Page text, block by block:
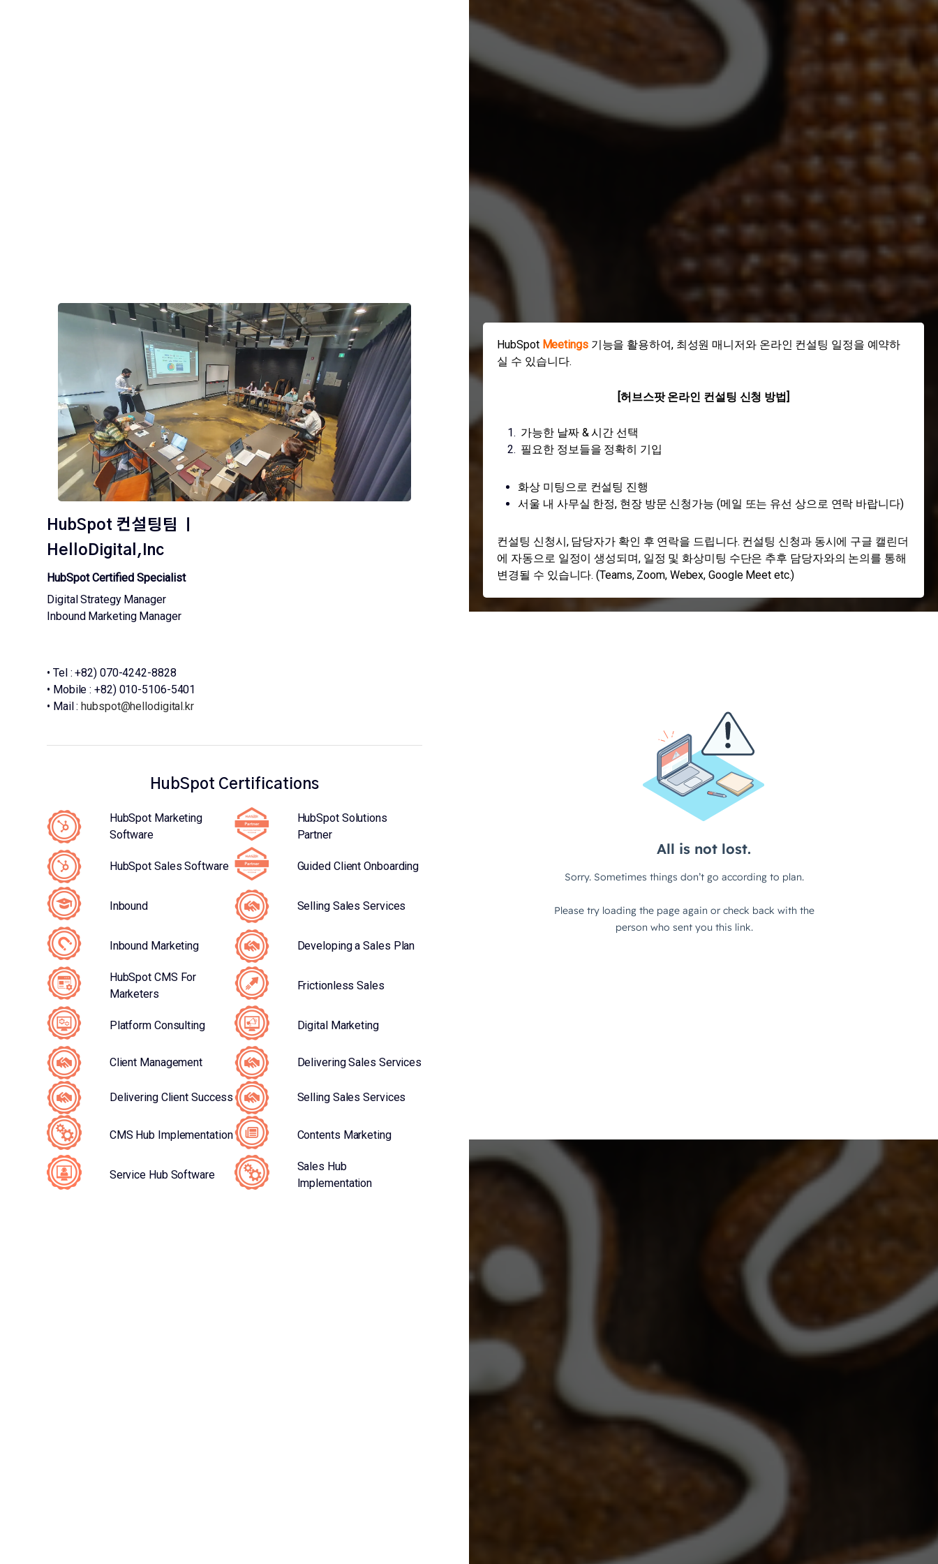
HubSpot 컨설팅팀 ㅣ
HelloDigital,Inc
HubSpot Certified Specialist
Digital Strategy Manager
Inbound Marketing Manager
• Tel : +82) 070-4242-8828
• Mobile : +82) 010-5106-5401
• Mail : hubspot@hellodigital.kr
HubSpot Certifications
HubSpot Marketing
Software
HubSpot Solutions
Partner
HubSpot Sales Software Guided Client Onboarding
Inbound Selling Sales Services
Inbound Marketing Developing a Sales Plan
HubSpot CMS For
Marketers
Frictionless Sales
Platform Consulting Digital Marketing
Client Management Delivering Sales Services
Delivering Client Success Selling Sales Services
CMS Hub Implementation Contents Marketing
Service Hub Software
Sales Hub
Implementation
HubSpot Meetings 기능을 활용하여, 최성원 매니저와 온라인 컨설팅 일정을 예약하
실 수 있습니다.
[허브스팟 온라인 컨설팅 신청 방법]
가능한 날짜 & 시간 선택
필요한 정보들을 정확히 기입
화상 미팅으로 컨설팅 진행
서울 내 사무실 한정, 현장 방문 신청가능 (메일 또는 유선 상으로 연락 바랍니다)
컨설팅 신청시, 담당자가 확인 후 연락을 드립니다. 컨설팅 신청과 동시에 구글 캘린더
에 자동으로 일정이 생성되며, 일정 및 화상미팅 수단은 추후 담당자와의 논의를 통해
변경될 수 있습니다. (Teams, Zoom, Webex, Google Meet etc.)